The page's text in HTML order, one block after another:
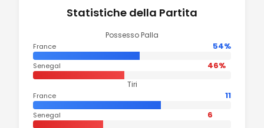
Statistiche della Partita
Possesso Palla
France 54%
Senegal 46%
Tiri
France 11
Senegal 6